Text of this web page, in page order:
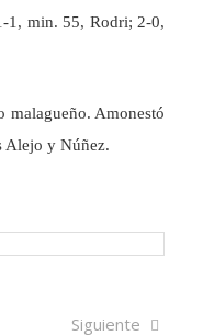
1, min. 55, Rodri; 2-0,
malagueño. Amonestó
Alejo y Núñez.
Siguiente